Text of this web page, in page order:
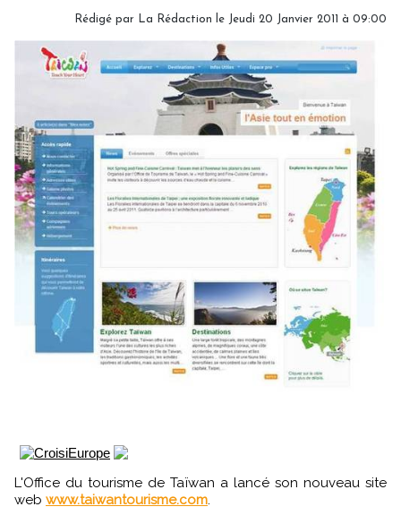
Rédigé par La Rédaction le Jeudi 20 Janvier 2011 à 09:00
L'Office du tourisme de Taïwan a lancé son nouveau site
web www.taiwantourisme.com